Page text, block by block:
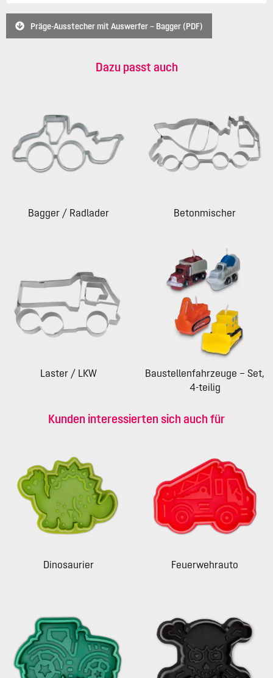
Präge-Ausstecher mit Auswerfer – Bagger (PDF)
Dazu passt auch
Bagger / Radlader Betonmischer
Laster / LKW
Baustellenfahrzeuge – Set,
4-teilig
Kunden interessierten sich auch für
Dinosaurier Feuerwehrauto